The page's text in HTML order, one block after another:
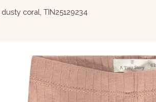
coral, TIN25129234